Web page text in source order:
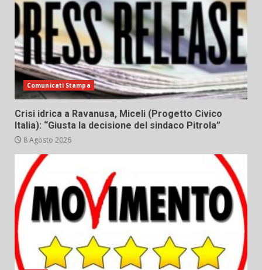
Comunicati Stampa
Crisi idrica a Ravanusa, Miceli (Progetto Civico
Italia): “Giusta la decisione del sindaco Pitrola”
8 Agosto 2026